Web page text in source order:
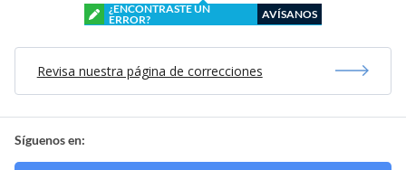
¿ENCONTRASTE UN
ERROR?
AVÍSANOS
Revisa nuestra página de correcciones
Síguenos en: